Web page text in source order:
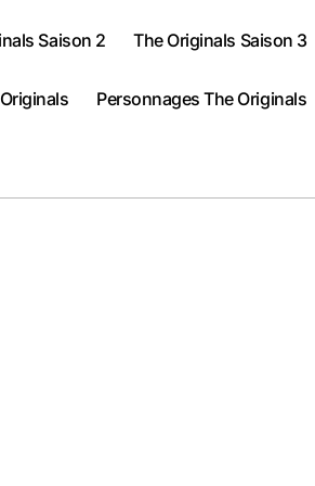
Saison 2 The Originals Saison 3
Personnages The Originals